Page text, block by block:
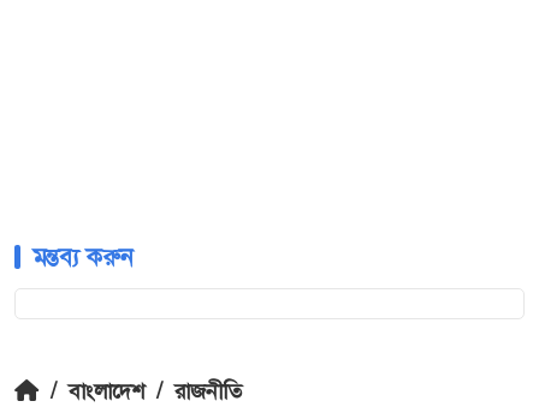
মন্তব্য করুন
/ বাংলাদেশ / রাজনীতি